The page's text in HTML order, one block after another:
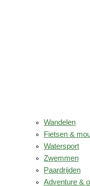
Wandelen
Fietsen &
Watersport
Zwemmen
Paardrijden
Adventure &